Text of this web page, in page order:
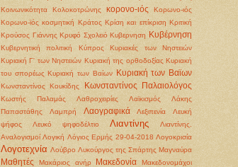
Κοινωνικότητα
Κολοκοτρώνης κορονο-ιός
Κορωνο-ιός
Κορωνο-ϊός κοσμητική Κράτος Κρίση και επίκριση Κριτική
Κρούσος Γιάννης Κρυφό Σχολειό Κυβερνηση Κυβέρνηση
Κυβερνητική πολιτική Κύπρος
Κυριακές των Νηστειών
Κυριακή Γ' των Νηστειών Κυριακή της ορθοδοξίας Κυριακή
του σπορέως Κυριακή των Βαίων Κυριακή των Βαϊων
Κωνσταντίνος Κουκίδης Κωνσταντίνος Παλαιολόγος
Κωστής Παλαμάς Λαθροχειρίες Λαϊκισμός
Λάκης
Παπαστάθης
Λαμπρή Λαογραφικά Λεξιπενία
Λευκή
ψήφος
Λευκό ψηφοδέλτιο Λιαντίνης
Λιαντίνης.
Αναλογισμοί Λογική Λόγιος Ερμής 29-04-2018 Λογοκρισία
Λογοτεχνία Λούβρο Λυκούργος της Σπάρτης Μαγναύρα
Μαθητές Μακάριος ανήρ Μακεδονία
Μακεδονομάχοι